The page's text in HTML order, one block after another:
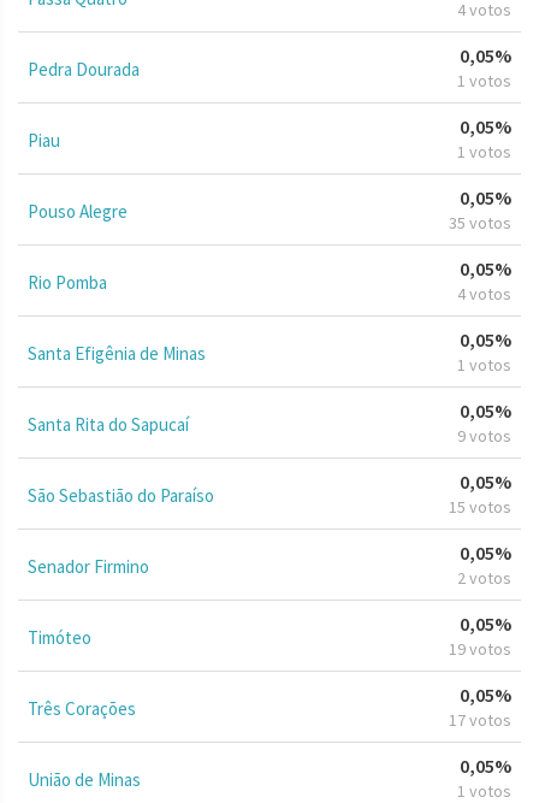
4 votos
Pedra Dourada
0,05%
1 votos
Piau
0,05%
1 votos
Pouso Alegre
0,05%
35 votos
Rio Pomba
0,05%
4 votos
Santa Efigênia de Minas
0,05%
1 votos
Santa Rita do Sapucaí
0,05%
9 votos
São Sebastião do Paraíso
0,05%
15 votos
Senador Firmino
0,05%
2 votos
Timóteo
0,05%
19 votos
Três Corações
0,05%
17 votos
União de Minas
0,05%
1 votos